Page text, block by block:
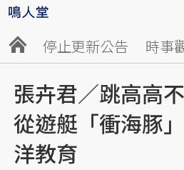
停止更新公告 時事
張卉君／跳高高
從遊艇「衝海豚
洋教育